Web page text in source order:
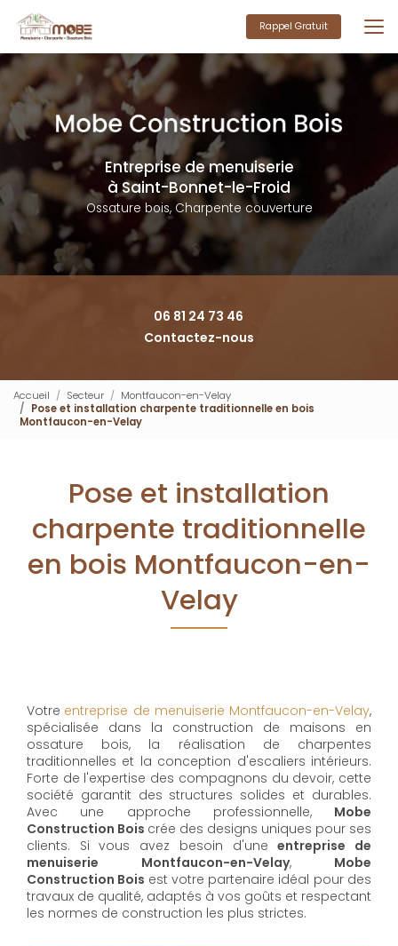
contenu
principal
Rappel Gratuit
Entreprise de menuiserie
à Saint-Bonnet-le-Froid
Ossature bois, Charpente couverture
06 81 24 73 46
Contactez-nous
Accueil Secteur
Montfaucon-en-Velay
Pose et installation charpente traditionnelle en bois
Montfaucon-en-Velay
Pose et installation
charpente traditionnelle
en bois Montfaucon-en-
Velay
Votre entreprise de menuiserie Montfaucon-en-Velay,
spécialisée dans la construction de maisons en
ossature bois, la réalisation de charpentes
traditionnelles et la conception d'escaliers intérieurs.
Forte de l'expertise des compagnons du devoir, cette
société garantit des structures solides et durables.
Avec une approche professionnelle, Mobe
Construction Bois crée des designs uniques pour ses
clients. Si vous avez besoin d'uneentreprise de
menuiserie Montfaucon-en-Velay, Mobe
Construction Bois est votre partenaire idéal pour des
travaux de qualité, adaptés à vos goûts et respectant
les normes de construction les plus strictes.